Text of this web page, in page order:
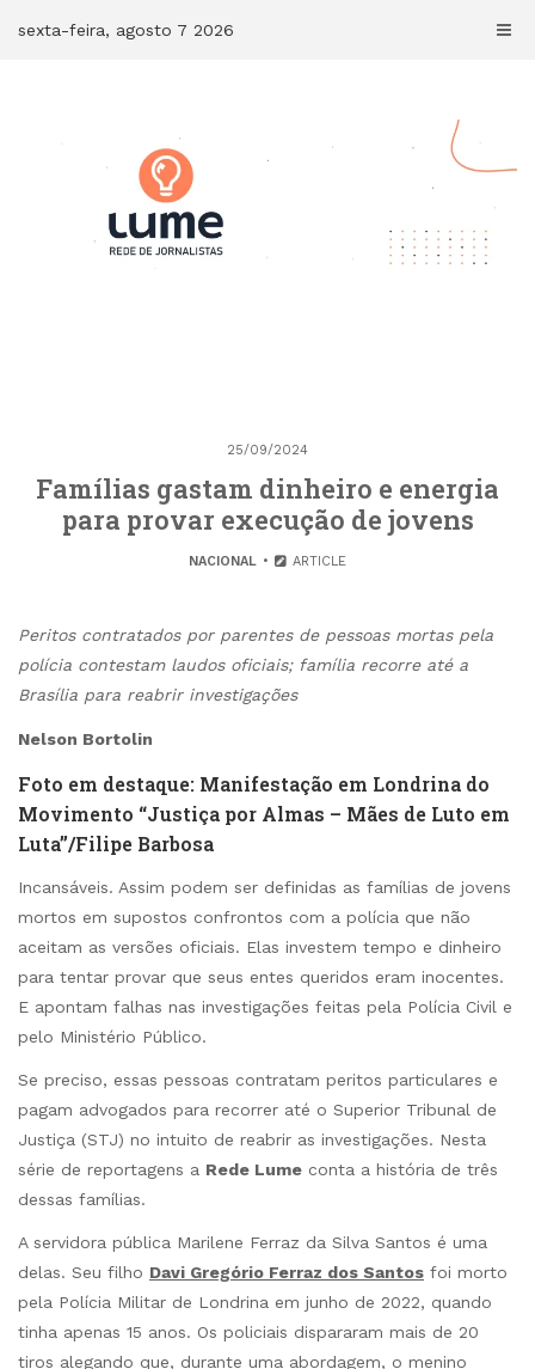
sexta-feira, agosto 7 2026
25/09/2024
Famílias gastam dinheiro e energia
para provar execução de jovens
NACIONAL ARTICLE
Peritos contratados por parentes de pessoas mortas pela
polícia contestam laudos oficiais; família recorre até a
Brasília para reabrir investigações
Nelson Bortolin
Foto em destaque: Manifestação em Londrina do
Movimento “Justiça por Almas – Mães de Luto em
Luta”/Filipe Barbosa
Incansáveis. Assim podem ser definidas as famílias de jovens
mortos em supostos confrontos com a polícia que não
aceitam as versões oficiais. Elas investem tempo e dinheiro
para tentar provar que seus entes queridos eram inocentes.
E apontam falhas nas investigações feitas pela Polícia Civil e
pelo Ministério Público.
Se preciso, essas pessoas contratam peritos particulares e
pagam advogados para recorrer até o Superior Tribunal de
Justiça (STJ) no intuito de reabrir as investigações. Nesta
série de reportagens a Rede Lume conta a história de três
dessas famílias.
A servidora pública Marilene Ferraz da Silva Santos é uma
delas. Seu filho Davi Gregório Ferraz dos Santos foi morto
pela Polícia Militar de Londrina em junho de 2022, quando
tinha apenas 15 anos. Os policiais dispararam mais de 20
tiros alegando que, durante uma abordagem, o menino